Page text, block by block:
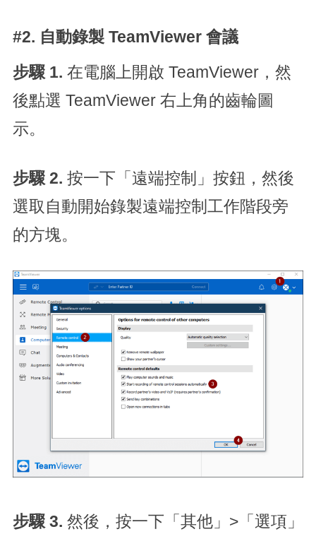
#2. 自動錄製 TeamViewer 會議
步驟 1. 在電腦上開啟 TeamViewer，然
後點選 TeamViewer 右上角的齒輪圖
示。
步驟 2. 按一下「遠端控制」按鈕，然後
選取自動開始錄製遠端控制工作階段旁
的方塊。
步驟 3. 然後，按一下「其他」>「選項」